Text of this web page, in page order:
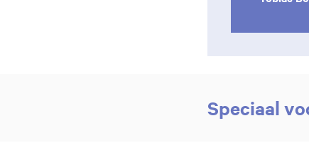
Speciaal